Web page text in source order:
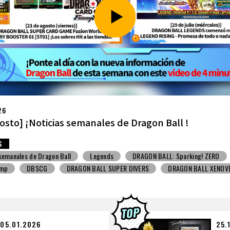
¡Noticias semanales de Dragon Ball !
de Dragon Ball
Snack con juguete V Jump
DBSCG
SUPER DIVERS
DRAGON BALL XENOVERSE ３
Los dibujos de Toyotarou
BANDAI
05.01.2026